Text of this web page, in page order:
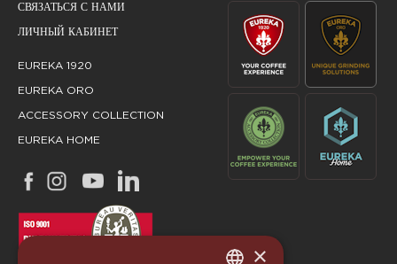
СВЯЗАТЬСЯ С НАМИ
ЛИЧНЫЙ КАБИНЕТ
EUREKA 1920
EUREKA ORO
ACCESSORY COLLECTION
EUREKA HOME
×